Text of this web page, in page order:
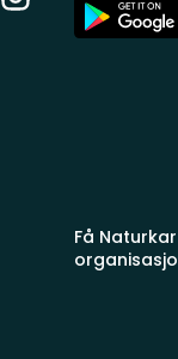
App
Store
Få